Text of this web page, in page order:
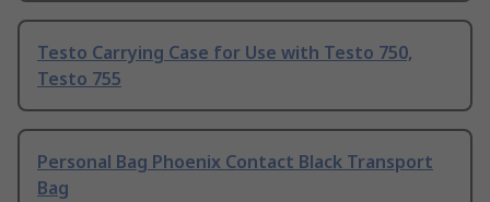
Testo Carrying Case for Use with Testo 750,
Testo 755
Personal Bag Phoenix Contact Black Transport
Bag